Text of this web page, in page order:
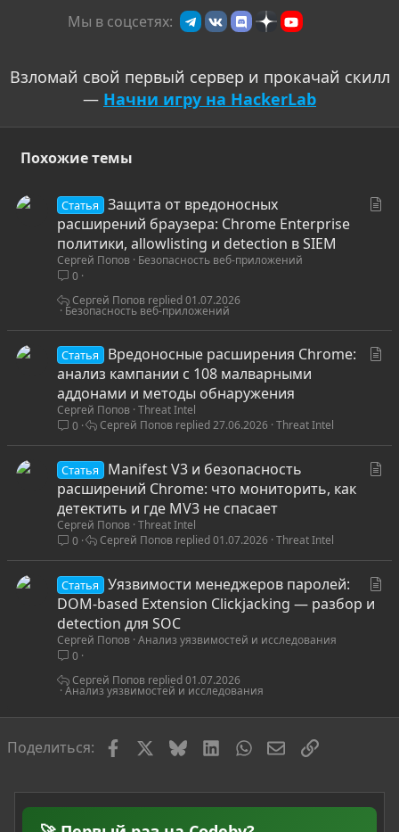
Мы в соцсетях:
Взломай свой первый сервер и прокачай скилл
— Начни игру на HackerLab
Похожие темы
Статья
Защита от вредоносных
расширений браузера: Chrome Enterprise
политики, allowlisting и detection в SIEM
Сергей Попов Безопасность веб-приложений
0
Безопасность веб-приложений
01.07.2026
Сергей Попов
я
Статья
Вредоносные расширения Chrome:
анализ кампании с 108 малварными
аддонами и методы обнаружения
Сергей Попов Threat Intel
0
Threat Intel
27.06.2026
Сергей Попов
я
Статья
Manifest V3 и безопасность
расширений Chrome: что мониторить, как
детектить и где MV3 не спасает
Сергей Попов Threat Intel
0
Threat Intel
01.07.2026
Сергей Попов
Статья
Уязвимости менеджеров паролей:
DOM-based Extension Clickjacking — разбор и
detection для SOC
Сергей Попов Анализ уязвимостей и исследования
0
Анализ уязвимостей и исследования
01.07.2026
Сергей Попов
Поделиться: FacebookBlueskyLinkedInWhatsAppЭлектронная
Ссылка